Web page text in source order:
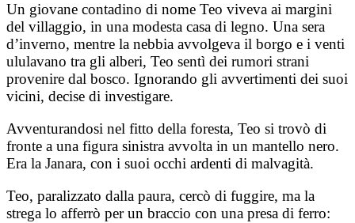
Un giovane contadino di nome Teo viveva ai margini
del villaggio, in una modesta casa di legno. Una sera
d’inverno, mentre la nebbia avvolgeva il borgo e i venti
ululavano tra gli alberi, Teo sentì dei rumori strani
provenire dal bosco. Ignorando gli avvertimenti dei suoi
vicini, decise di investigare.
Avventurandosi nel fitto della foresta, Teo si trovò di
fronte a una figura sinistra avvolta in un mantello nero.
Era la Janara, con i suoi occhi ardenti di malvagità.
Teo, paralizzato dalla paura, cercò di fuggire, ma la
strega lo afferrò per un braccio con una presa di ferro: